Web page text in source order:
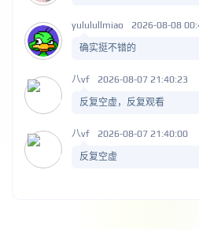
yululullmiao 2026-08-08
确实挺不错的
八vf 2026-08-07 21:40:23
反复空虚，反复观看
八vf 2026-08-07 21:40:00
反复空虚